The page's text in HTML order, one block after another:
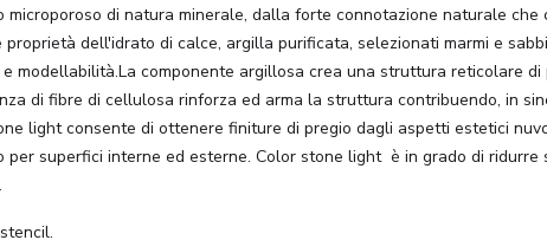
di natura minerale, dalla forte connotazione naturale
dell'idrato di calce, argilla purificata, selezionati marmi e
modellabilità.La componente argillosa crea una struttura reticolare
di fibre di cellulosa rinforza ed arma la struttura contribuendo, in
light consente di ottenere finiture di pregio dagli aspetti estetici
superfici interne ed esterne. Color stone light è in grado di